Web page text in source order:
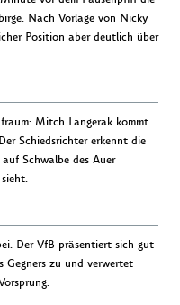
Nach Vorlage von Nicky
Position aber deutlich über
Mitch Langerak kommt
Schiedsrichter erkennt die
Schwalbe des Auer
Der VfB präsentiert sich gut
Gegners zu und verwertet